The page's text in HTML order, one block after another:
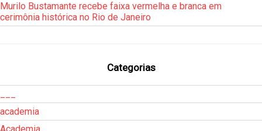
Murilo Bustamante recebe faixa vermelha e branca em
cerimônia histórica no Rio de Janeiro
Categorias
academia